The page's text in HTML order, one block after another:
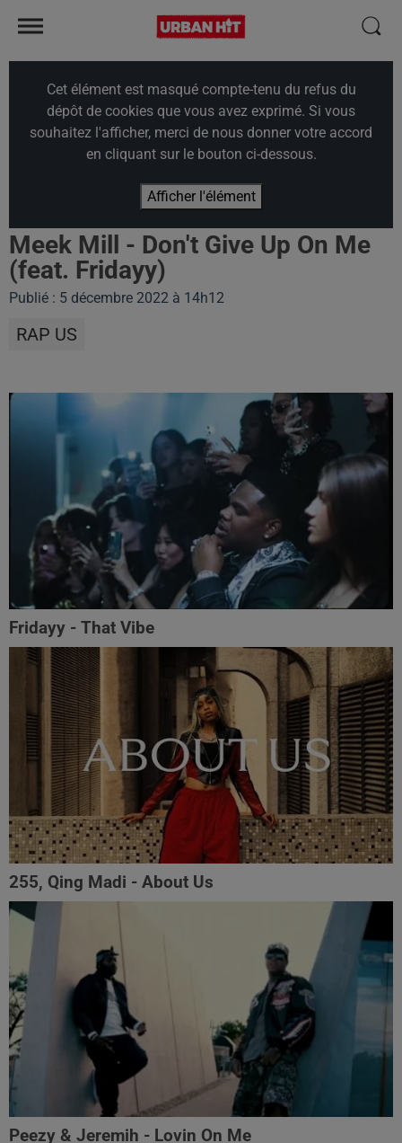
Cet élément est masqué compte-tenu du refus du
dépôt de cookies que vous avez exprimé. Si vous
souhaitez l'afficher, merci de nous donner votre accord
en cliquant sur le bouton ci-dessous.
Afficher l'élément
Meek Mill - Don't Give Up On Me
(feat. Fridayy)
Publié : 5 décembre 2022 à 14h12
RAP US
Fridayy - That Vibe
255, Qing Madi - About Us
Peezy & Jeremih - Lovin On Me